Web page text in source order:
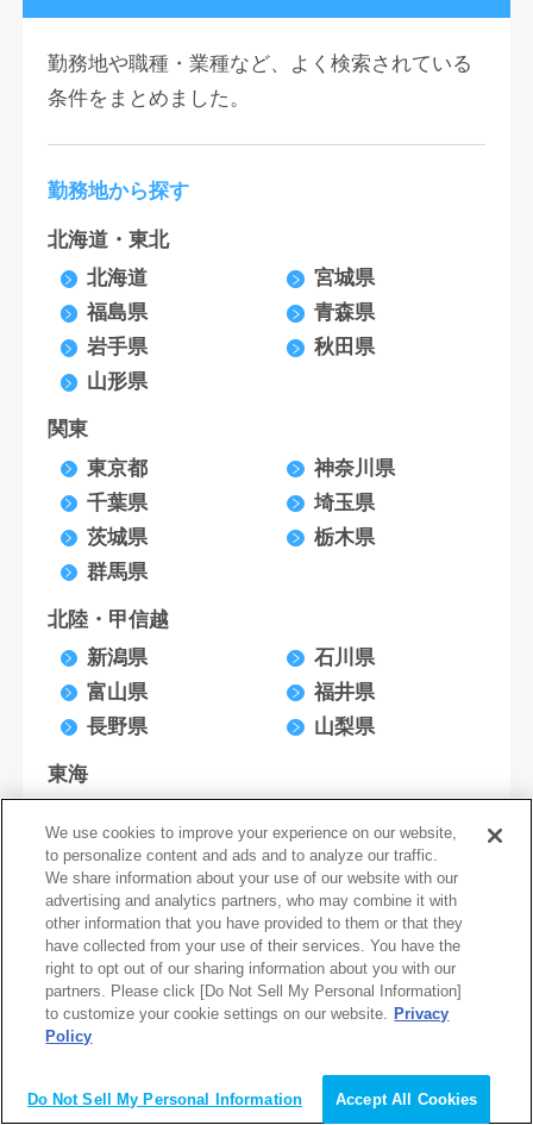
勤務地や職種・業種など、よく検索されている
条件をまとめました。
勤務地から探す
北海道・東北
北海道
宮城県
福島県
青森県
岩手県
秋田県
山形県
関東
東京都
神奈川県
千葉県
埼玉県
茨城県
栃木県
群馬県
北陸・甲信越
新潟県
石川県
富山県
福井県
長野県
山梨県
東海
三重県
岐阜県
近畿
大阪府
京都府
兵庫県
滋賀県
奈良県
和歌山県
中国
広島県
岡山県
We use cookies to improve your experience on our website,
to personalize content and ads and to analyze our traffic.
We share information about your use of our website with our
advertising and analytics partners, who may combine it with
other information that you have provided to them or that they
have collected from your use of their services. You have the
right to opt out of our sharing information about you with our
partners. Please click [Do Not Sell My Personal Information]
to customize your cookie settings on our website. Privacy
Policy
Do Not Sell My Personal Information Accept All Cookies